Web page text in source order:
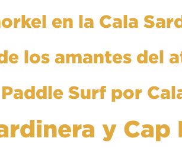
en la Cala
los amantes del
Surf por
y Cap